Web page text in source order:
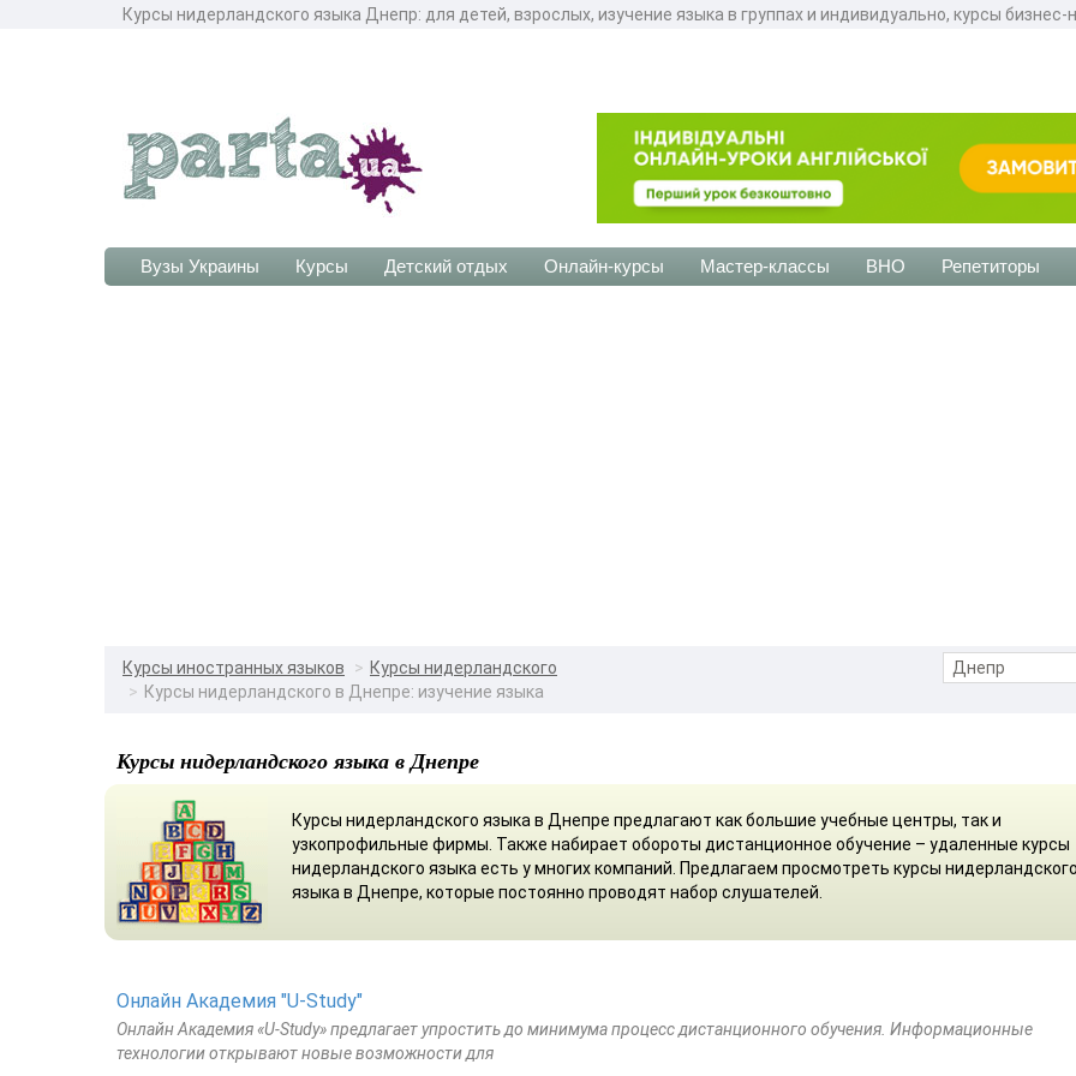
Курсы нидерландского языка Днепр: для детей, взрослых, изучение языка в группах и индивидуально, курсы
Вузы Украины Курсы Детский отдых Онлайн-курсы Мастер-классы ВНО Репетиторы
Курсы иностранных языков
Курсы нидерландского
Курсы нидерландского в Днепре: изучение языка
Курсы нидерландского языка в Днепре
Курсы нидерландского языка в Днепре предлагают как большие учебные центры, так и
узкопрофильные фирмы. Также набирает обороты дистанционное обучение – удаленные курсы
нидерландского языка есть у многих компаний. Предлагаем просмотреть курсы
языка в Днепре, которые постоянно проводят набор слушателей.
Онлайн Академия "U-Study"
Онлайн Академия «U-Study» предлагает упростить до минимума процесс дистанционного обучения. Информационные
технологии открывают новые возможности для